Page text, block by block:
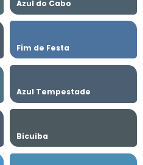
Azul do Cabo
Fim de Festa
Azul Tempestade
Bicuiba